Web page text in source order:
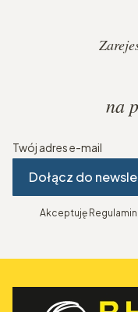
na
Twój adres e-mail
Dołącz do
Akceptuję